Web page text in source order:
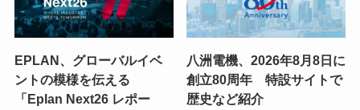
EPLAN、グローバルイベ
ントの模様を伝える
「Eplan Next26 レポー
八洲電機、2026年8月8日に
創立80周年 特設サイトで
歴史など紹介